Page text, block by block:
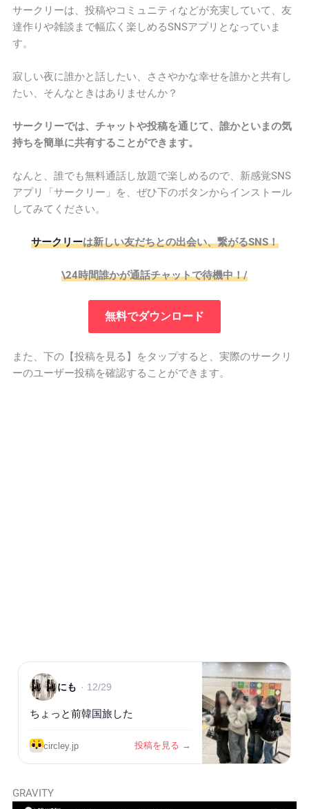
サークリーは、投稿やコミュニティなどが充実していて、友
達作りや雑談まで幅広く楽しめるSNSアプリとなっていま
す。
寂しい夜に誰かと話したい、ささやかな幸せを誰かと共有し
たい、そんなときはありませんか？
サークリーでは、チャットや投稿を通じて、誰かといまの気
持ちを簡単に共有することができます。
なんと、誰でも無料通話し放題で楽しめるので、新感覚SNS
アプリ「サークリー」を、ぜひ下のボタンからインストール
してみてください。
サークリーは新しい友だちとの出会い、繋がるSNS！
\24時間誰かが通話チャットで待機中！/
無料でダウンロード
また、下の【投稿を見る】をタップすると、実際のサークリ
ーのユーザー投稿を確認することができます。
GRAVITY